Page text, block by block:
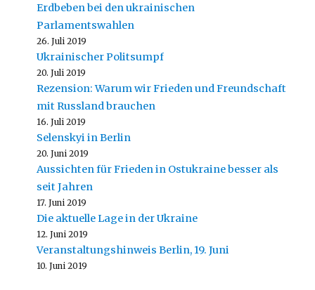
Erdbeben bei den ukrainischen
Parlamentswahlen
26. Juli 2019
Ukrainischer Politsumpf
20. Juli 2019
Rezension: Warum wir Frieden und Freundschaft
mit Russland brauchen
16. Juli 2019
Selenskyi in Berlin
20. Juni 2019
Aussichten für Frieden in Ostukraine besser als
seit Jahren
17. Juni 2019
Die aktuelle Lage in der Ukraine
12. Juni 2019
Veranstaltungshinweis Berlin, 19. Juni
10. Juni 2019